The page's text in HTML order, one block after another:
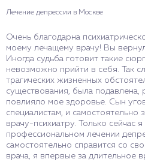
Лечение депрессии в Москве
Очень благодарна
моему лечащему врачу! Вы
Иногда судьба готовит такие
невозможно прийти в себя. Так
трагических жизненных
существования, была подавлена,
повлияло мое здоровье. Сын
специалистам, и самостоятельно
врачу-психиатру. Только сейчас
профессиональном лечении
самостоятельно справится со
врача, я впервые за длительное